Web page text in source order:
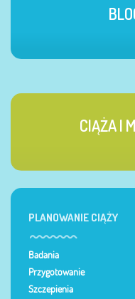
CIĄŻA I
PLANOWANIE CIĄŻY
Badania
Przygotowanie
Szczepienia